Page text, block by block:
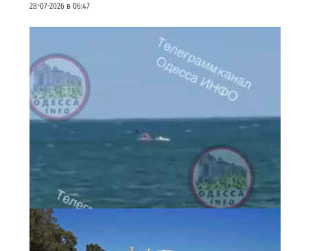
28-07-2026 в 06:47
Под Одессой уносит в море ребенка на матрасе
и мужчину: идет спасательная операция